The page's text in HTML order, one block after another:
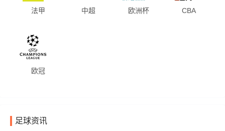
法甲 中超 欧洲杯 CBA
欧冠
足球资讯